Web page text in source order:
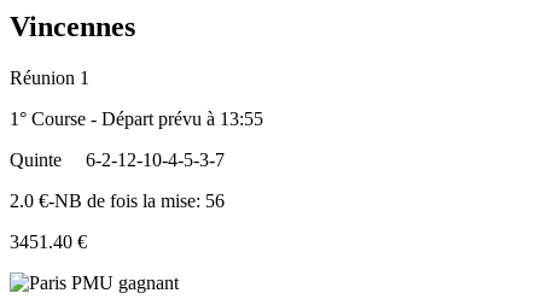
Vincennes
Réunion 1
1° Course - Départ prévu à 13:55
Quinte
6-2-12-10-4-5-3-7
2.0 €-NB de fois la mise: 56
3451.40 €